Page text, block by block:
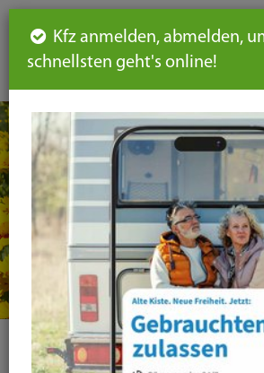
Kategorie
Seiteninhalt
Hauptnavigation
Seitennavigation
leichte
Sprache
Kfz anmelden, abmelden,
schnellsten geht's online!